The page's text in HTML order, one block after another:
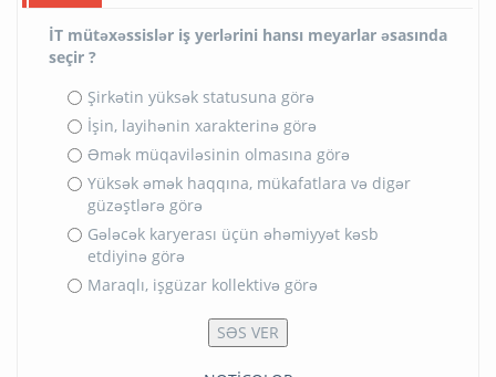
İT mütəxəssislər iş yerlərini hansı meyarlar əsasında
seçir ?
Şirkətin yüksək statusuna görə
İşin, layihənin xarakterinə görə
Əmək müqaviləsinin olmasına görə
Yüksək əmək haqqına, mükafatlara və digər
güzəştlərə görə
Gələcək karyerası üçün əhəmiyyət kəsb
etdiyinə görə
Maraqlı, işgüzar kollektivə görə